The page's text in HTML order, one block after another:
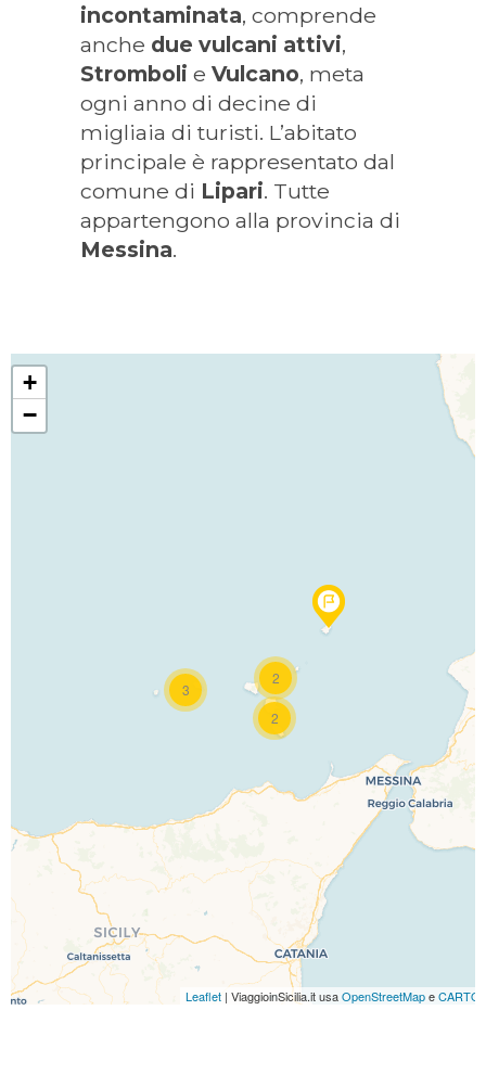
incontaminata, comprende
anche due vulcani attivi,
Stromboli e Vulcano, meta
ogni anno di decine di
migliaia di turisti. L’abitato
principale è rappresentato dal
comune di Lipari. Tutte
appartengono alla provincia di
Messina.
Travelers' Map is loading...
If you see this after your page is loaded
completely, leafletJS files are missing.
3
2
2
+
−
Leaflet | ViaggioinSicilia.it usaOpenStreetMapeCARTO